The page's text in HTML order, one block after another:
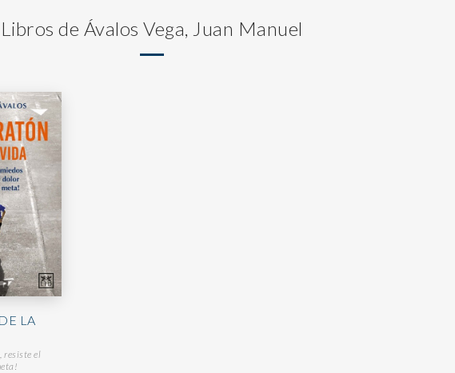
Libros de Ávalos Vega, Juan Manuel
LA
resiste el